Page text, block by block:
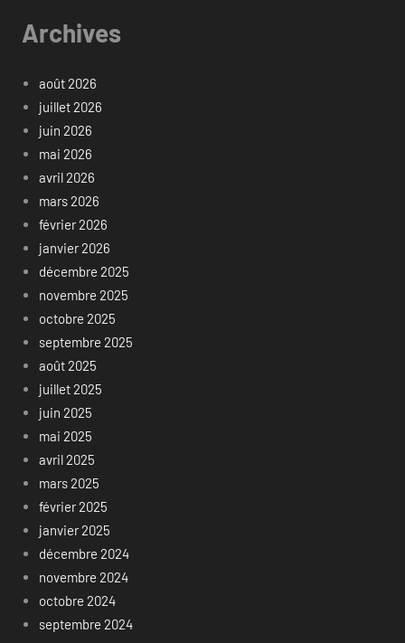
Archives
août 2026
juillet 2026
juin 2026
mai 2026
avril 2026
mars 2026
février 2026
janvier 2026
décembre 2025
novembre 2025
octobre 2025
septembre 2025
août 2025
juillet 2025
juin 2025
mai 2025
avril 2025
mars 2025
février 2025
janvier 2025
décembre 2024
novembre 2024
octobre 2024
septembre 2024